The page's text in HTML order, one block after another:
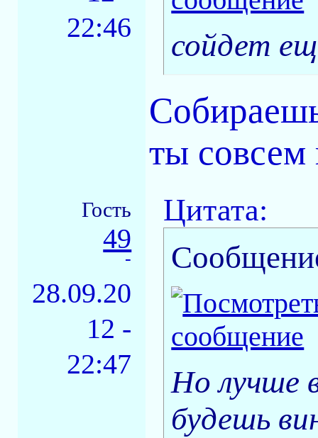
22:46
сойдет
ты совсем
Гость
49
-
28.09.20
12 -
22:47
Цитата:
Но лучше
будешь